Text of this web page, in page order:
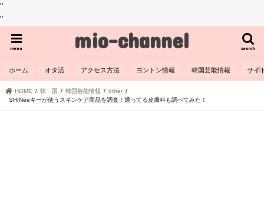
"
"
mio-channel search
menu
ホーム オタ活 アクセス方法 ヨントン情報 韓国芸能情報 サイ
HOME 韓 国 韓国芸能情報
other
SHINeeキーが使うスキンケア商品を調査！通ってる皮膚科も調べてみた！